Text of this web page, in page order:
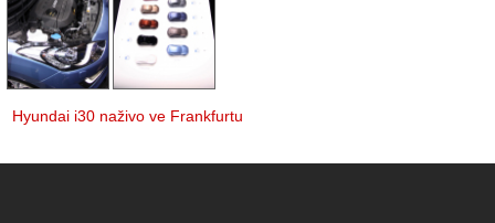
Hyundai i30 naživo ve Frankfurtu